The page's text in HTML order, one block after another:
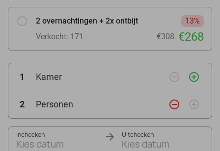
2 overnachtingen + 2x ontbijt
13%
Verkocht: 171
€308 €268
1 Kamer remove_circle_outline add_circle_outline
2 Personen remove_circle_outline add_circle_outline
Inchecken
Kies datum
Uitchecken
Kies datum